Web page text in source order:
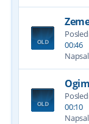
00:46
00:10